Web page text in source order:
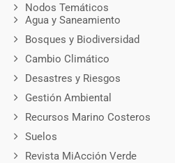
Nodos Temáticos
Agua y Saneamiento
Bosques y Biodiversidad
Cambio Climático
Desastres y Riesgos
Gestión Ambiental
Recursos Marino Costeros
Suelos
Revista MiAcción Verde